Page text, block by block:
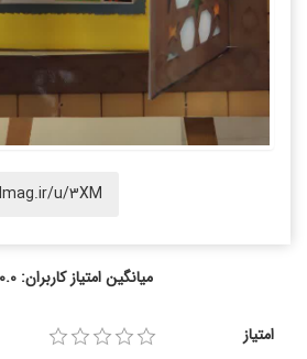
u/3XM
میانگین امتیاز کاربران: 0.0 (0 رای)
امتیاز